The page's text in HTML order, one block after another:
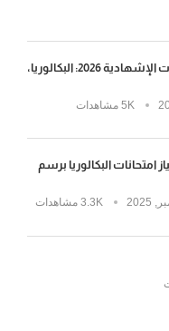
مواعيد إجراء الامتحانات الإشهادية 2026: البكالوريا،
5K مشاهدات
امتحانات البكالوريا برسم
3.3K مشاهدات